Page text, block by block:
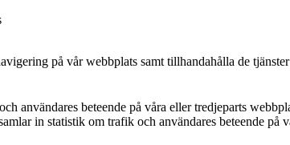
på vår webbplats samt tillhandahålla de
användares beteende på våra eller tredjeparts
in statistik om trafik och användares beteende på